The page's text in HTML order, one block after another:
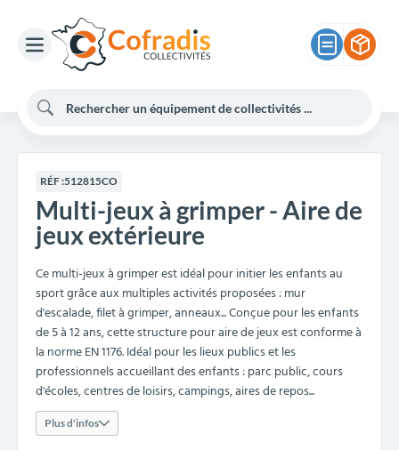
RÉF :512815CO
Multi-jeux à grimper - Aire de
jeux extérieure
Ce multi-jeux à grimper est idéal pour initier les enfants au
sport grâce aux multiples activités proposées : mur
d'escalade, filet à grimper, anneaux... Conçue pour les enfants
de 5 à 12 ans, cette structure pour aire de jeux est conforme à
la norme EN 1176. Idéal pour les lieux publics et les
professionnels accueillant des enfants : parc public, cours
d'écoles, centres de loisirs, campings, aires de repos...
Plus d'infos